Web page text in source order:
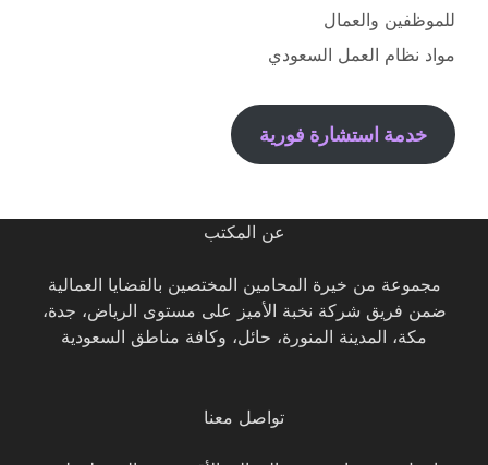
للموظفين والعمال
مواد نظام العمل السعودي
خدمة استشارة فورية
عن المكتب
مجموعة من خيرة المحامين المختصين بالقضايا العمالية
ضمن فريق شركة نخبة الأميز على مستوى الرياض، جدة،
مكة، المدينة المنورة، حائل، وكافة مناطق السعودية
تواصل معنا